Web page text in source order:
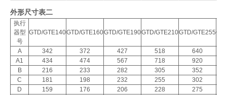
外形尺寸表二
执行
器型
号
GTD/GTE140GTD/GTE160GTD/GTE190GTD/GTE210GTD/GTE255
A 342 372 427 518
640
A1
434 474 567 718
920
B
216 233 282 305
352
C
181 198 232 255
302
D
159 176 206 228
275